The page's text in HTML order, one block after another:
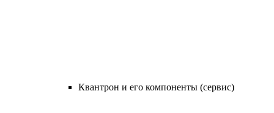
Квантрон и его компоненты (сервис)